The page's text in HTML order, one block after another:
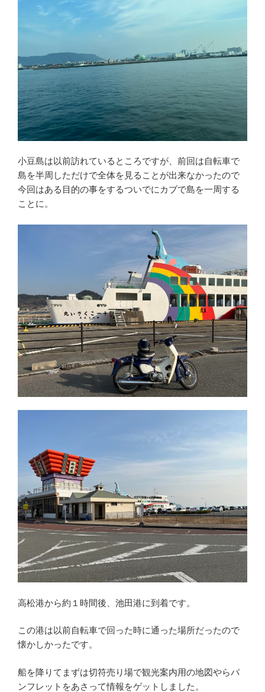
小豆島は以前訪れているところですが、前回は自転車で
島を半周しただけで全体を見ることが出来なかったので
今回はある目的の事をするついでにカブで島を一周する
ことに。
高松港から約１時間後、池田港に到着です。
この港は以前自転車で回った時に通った場所だったので
懐かしかったです。
船を降りてまずは切符売り場で観光案内用の地図やらパ
ンフレットをあさって情報をゲットしました。